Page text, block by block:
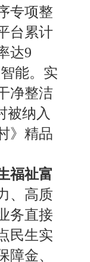
专项整
台累计
达9
能。实
净整洁
被纳入
》精品
福祉富
、 高质
务直接
民生实
障金、